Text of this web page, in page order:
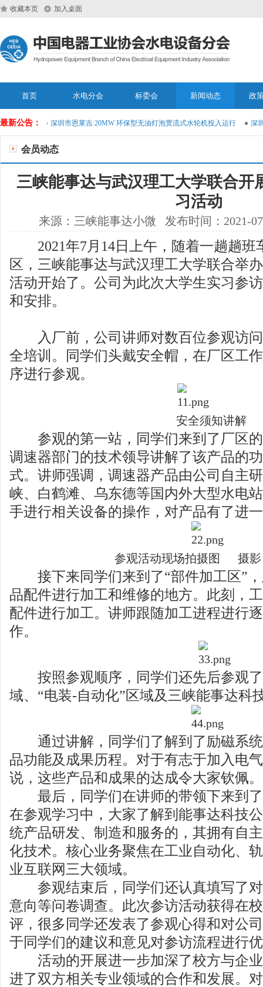
收藏本页 加入桌面
首页 水电分会 标委会 新闻动态 政
最新公告：
大模型 深圳市恩莱吉:20MW 环保型无油灯泡贯流式水轮机投入运行 深圳
会员动态
三峡能事达与武汉理工大学联合开
习活动
来源：三峡能事达小微 发布时间：2021-
2021年7月14日上午，随着一趟趟班
区，三峡能事达与武汉理工大学联合举
活动开始了。公司为此次大学生实习参
和安排。
入厂前，公司讲师对数百位参观访问
全培训。同学们头戴安全帽，在厂区工
序进行参观。
安全须知讲解
参观的第一站，同学们来到了厂区的
调速器部门的技术领导讲解了该产品的
式。讲师强调，调速器产品由公司自主
峡、白鹤滩、乌东德等国内外大型水电
手进行相关设备的操作，对产品有了进
参观活动现场拍摄图 摄影
接下来同学们来到了“部件加工区”，
品配件进行加工和维修的地方。此刻，
配件进行加工。讲师跟随加工进程进行
作。
按照参观顺序，同学们还先后参观了
域、“电装-自动化”区域及三峡能事达科
通过讲解，同学们了解到了励磁系统
品功能及成果历程。对于有志于加入电
说，这些产品和成果的达成令大家钦佩。
最后，同学们在讲师的带领下来到了
在参观学习中，大家了解到能事达科技
统产品研发、制造和服务的，其拥有自
化技术。核心业务聚焦在工业自动化、
业互联网三大领域。
参观结束后，同学们还认真填写了对
意向等问卷调查。此次参访活动获得在
评，很多同学还发表了参观心得和对公
于同学们的建议和意见对参访流程进行
活动的开展进一步加深了校方与企业
进了双方相关专业领域的合作和发展。